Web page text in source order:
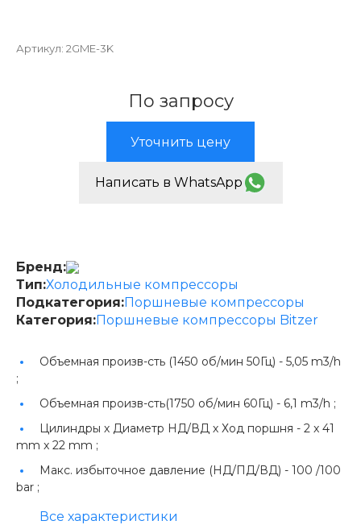
Артикул: 2GME-3K
По запросу
Уточнить цену
Написать в WhatsApp
Бренд:
Тип:Холодильные компрессоры
Подкатегория:Поршневые компрессоры
Категория:Поршневые компрессоры Bitzer
Объемная произв-сть (1450 об/мин 50Гц) - 5,05 m3/h
;
Объемная произв-сть(1750 об/мин 60Гц) - 6,1 m3/h ;
Цилиндры х Диаметр НД/ВД х Ход поршня - 2 x 41
mm x 22 mm ;
Макс. избыточное давление (НД/ПД/ВД) - 100 /100
bar ;
Все характеристики